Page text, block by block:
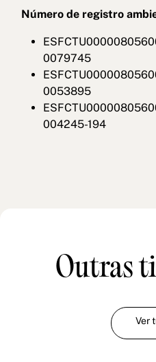
Número de registro
0079745
0053895
004245-194
Outras
Ver